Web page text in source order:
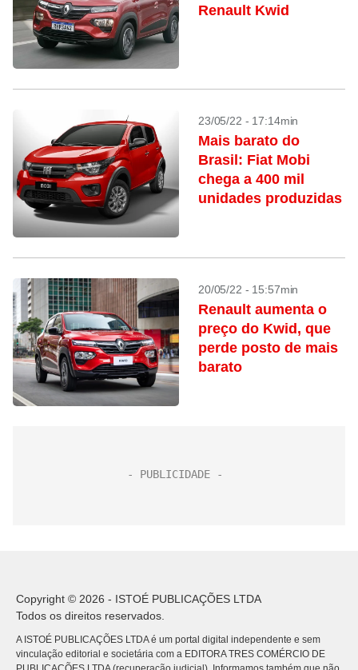
Renault Kwid
23/05/22 - 17:14min
Mais barato do
Brasil: Fiat Mobi
chega a 400 mil
unidades produzidas
20/05/22 - 15:57min
Renault aumenta o
preço do Kwid, que
perde posto de mais
barato
Copyright © 2026 - ISTOÉ PUBLICAÇÕES LTDA
Todos os direitos reservados.
A ISTOÉ PUBLICAÇÕES LTDA é um portal digital independente e sem
vinculação editorial e societária com a EDITORA TRES COMÉRCIO DE